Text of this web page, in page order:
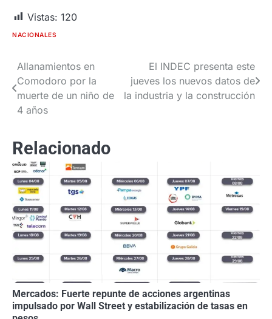
Vistas: 120
NACIONALES
Navegación
de
entradas
Allanamientos en
Comodoro por la
muerte de un niño de
4 años
El INDEC presenta este
jueves los nuevos datos de
la industria y la construcción
Relacionado
Mercados: Fuerte repunte de acciones argentinas
impulsado por Wall Street y estabilización de tasas en